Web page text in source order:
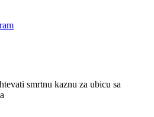
smrtnu kaznu za ubicu sa